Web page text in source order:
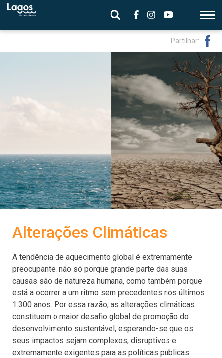
Partilhar:
Alterações Climáticas
A tendência de aquecimento global é extremamente
preocupante, não só porque grande parte das suas
causas são de natureza humana, como também porque
está a ocorrer a um ritmo sem precedentes nos últimos
1.300 anos. Por essa razão, as alterações climáticas
constituem o maior desafio global de promoção do
desenvolvimento sustentável, esperando-se que os
seus impactos sejam complexos, disruptivos e
extremamente exigentes para as políticas públicas.